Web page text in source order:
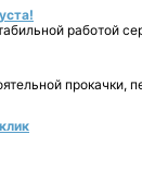
работой
прокачки,